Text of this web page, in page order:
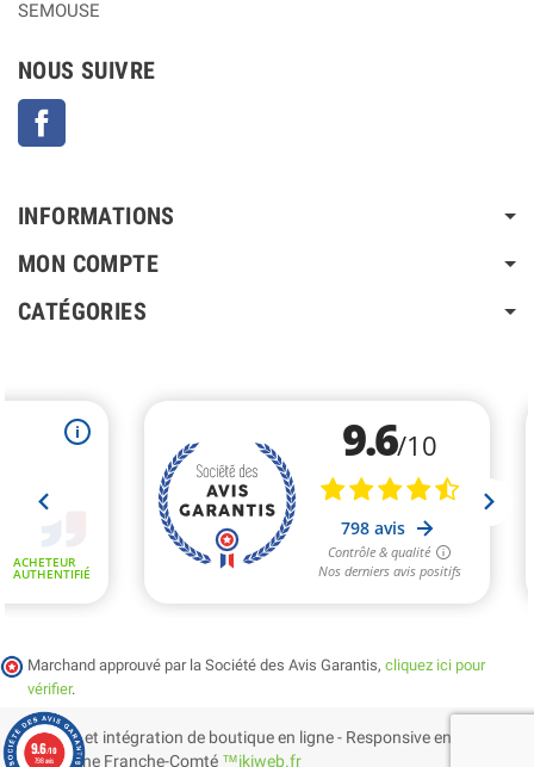
SEMOUSE
NOUS SUIVRE
INFORMATIONS
MON COMPTE
CATÉGORIES
Marchand approuvé par la Société des Avis Garantis, cliquez ici pour
vérifier.
Création et intégration de boutique en ligne - Responsive en
Bourgogne Franche-Comté ™ikiweb.fr
9.6/10
798 avis